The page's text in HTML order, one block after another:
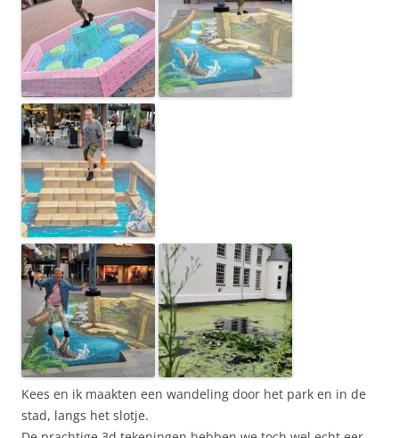
Kees en ik maakten een wandeling door het park en in de
stad, langs het slotje.